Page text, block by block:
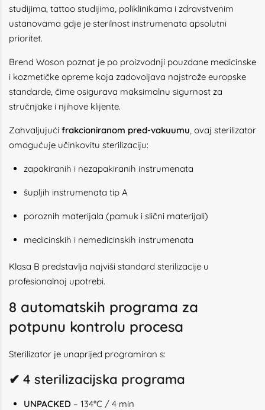
studijima, tattoo studijima, poliklinikama i zdravstvenim
ustanovama gdje je sterilnost instrumenata apsolutni
prioritet.
Brend Woson poznat je po proizvodnji pouzdane medicinske
i kozmetičke opreme koja zadovoljava najstrože europske
standarde, čime osigurava maksimalnu sigurnost za
stručnjake i njihove klijente.
Zahvaljujući frakcioniranom pred-vakuumu, ovaj sterilizator
omogućuje učinkovitu sterilizaciju:
zapakiranih i nezapakiranih instrumenata
šupljih instrumenata tip A
poroznih materijala (pamuk i slični materijali)
medicinskih i nemedicinskih instrumenata
Klasa B predstavlja najviši standard sterilizacije u
profesionalnoj upotrebi.
8 automatskih programa za
potpunu kontrolu procesa
Sterilizator je unaprijed programiran s:
✔ 4 sterilizacijska programa
UNPACKED – 134°C / 4 min